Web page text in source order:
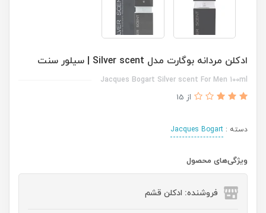
ادکلن مردانه بوگارت مدل Silver scent | سیلور سنت
Jacques Bogart Silver scent For Men 100ml
از 15
دسته : Jacques Bogart
ویژگی‌های محصول
فروشنده: ادکلن قشم